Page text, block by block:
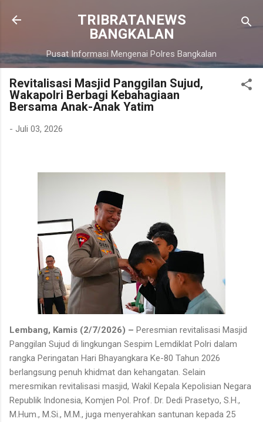
Langsung ke konten utama
TRIBRATANEWS
BANGKALAN
Pusat Informasi Mengenai Polres Bangkalan
Revitalisasi Masjid Panggilan Sujud,
Wakapolri Berbagi Kebahagiaan
Bersama Anak-Anak Yatim
- Juli 03, 2026
Lembang, Kamis (2/7/2026) – Peresmian revitalisasi Masjid
Panggilan Sujud di lingkungan Sespim Lemdiklat Polri dalam
rangka Peringatan Hari Bhayangkara Ke-80 Tahun 2026
berlangsung penuh khidmat dan kehangatan. Selain
meresmikan revitalisasi masjid, Wakil Kepala Kepolisian Negara
Republik Indonesia, Komjen Pol. Prof. Dr. Dedi Prasetyo, S.H.,
M.Hum., M.Si., M.M., juga menyerahkan santunan kepada 25